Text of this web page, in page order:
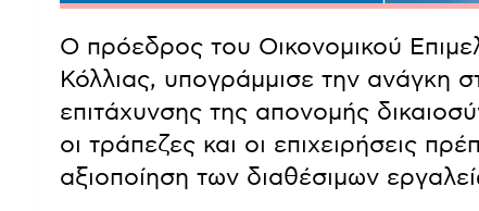
Ο πρόεδρος του Οικονομικού
Κόλλιας, υπογράμμισε την ανάγκη
επιτάχυνσης της απονομής
οι τράπεζες και οι επιχειρήσεις
αξιοποίηση των διαθέσιμων